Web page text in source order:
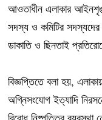
আওতাধীন এলাকার
সদস্য ও কমিটির সদস্যদের
ডাকাতি ও ছিনতাই
বিজ্ঞপ্তিতে বলা হয়,
অগ্নিসংযোগ ইত্যাদি